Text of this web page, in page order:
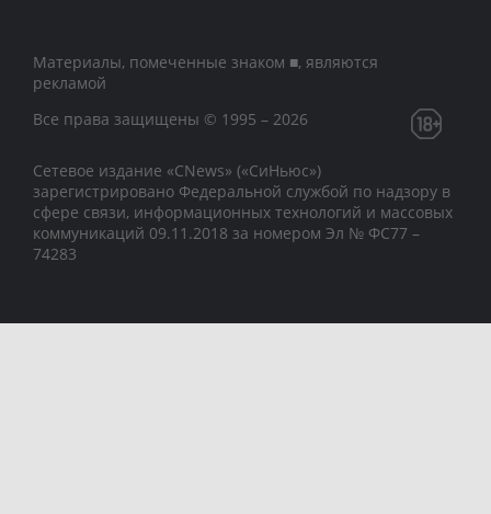
Материалы, помеченные знаком ■, являются
рекламой
Все права защищены © 1995 – 2026
Сетевое издание «CNews» («СиНьюс»)
зарегистрировано Федеральной службой по надзору в
сфере связи, информационных технологий и массовых
коммуникаций 09.11.2018 за номером Эл № ФС77 –
74283